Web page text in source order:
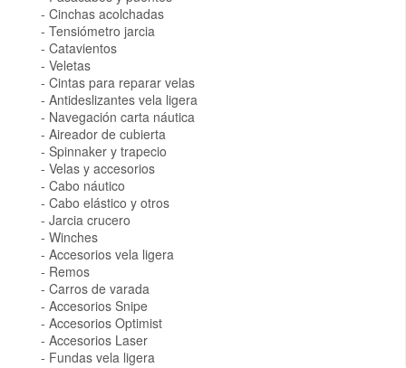
Cinchas acolchadas
Tensiómetro jarcia
Catavientos
Veletas
Cintas para reparar velas
Antideslizantes vela ligera
Navegación carta náutica
Aireador de cubierta
Spinnaker y trapecio
Velas y accesorios
Cabo náutico
Cabo elástico y otros
Jarcia crucero
Winches
Accesorios vela ligera
Remos
Carros de varada
Accesorios Snipe
Accesorios Optimist
Accesorios Laser
Fundas vela ligera